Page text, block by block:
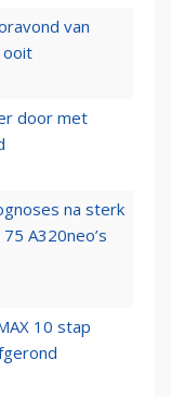
van
ooit
door met
na sterk
A320neo’s
10 stap